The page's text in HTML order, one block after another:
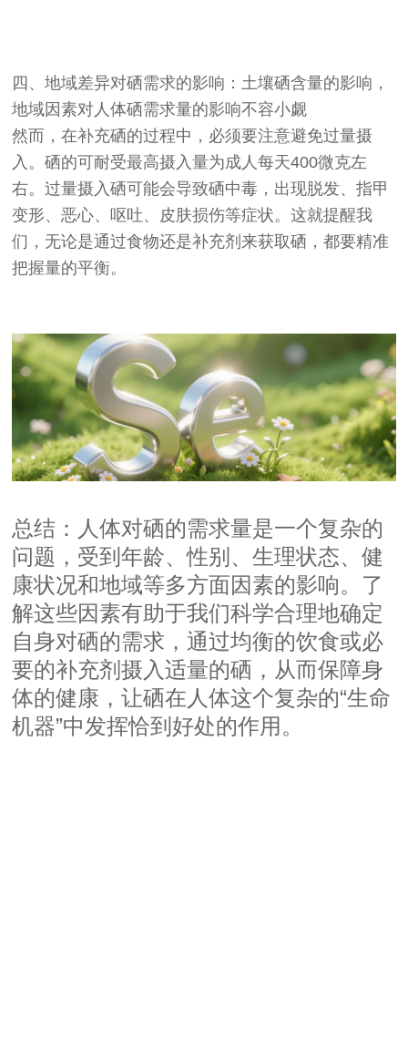
四、地域差异对硒需求的影响：土壤硒含量的影响，
地域因素对人体硒需求量的影响不容小觑
然而，在补充硒的过程中，必须要注意避免过量摄
入。硒的可耐受最高摄入量为成人每天400微克左
右。过量摄入硒可能会导致硒中毒，出现脱发、指甲
变形、恶心、呕吐、皮肤损伤等症状。这就提醒我
们，无论是通过食物还是补充剂来获取硒，都要精准
把握量的平衡。
总结：人体对硒的需求量是一个复杂的
问题，受到年龄、性别、生理状态、健
康状况和地域等多方面因素的影响。了
解这些因素有助于我们科学合理地确定
自身对硒的需求，通过均衡的饮食或必
要的补充剂摄入适量的硒，从而保障身
体的健康，让硒在人体这个复杂的“生命
机器”中发挥恰到好处的作用。